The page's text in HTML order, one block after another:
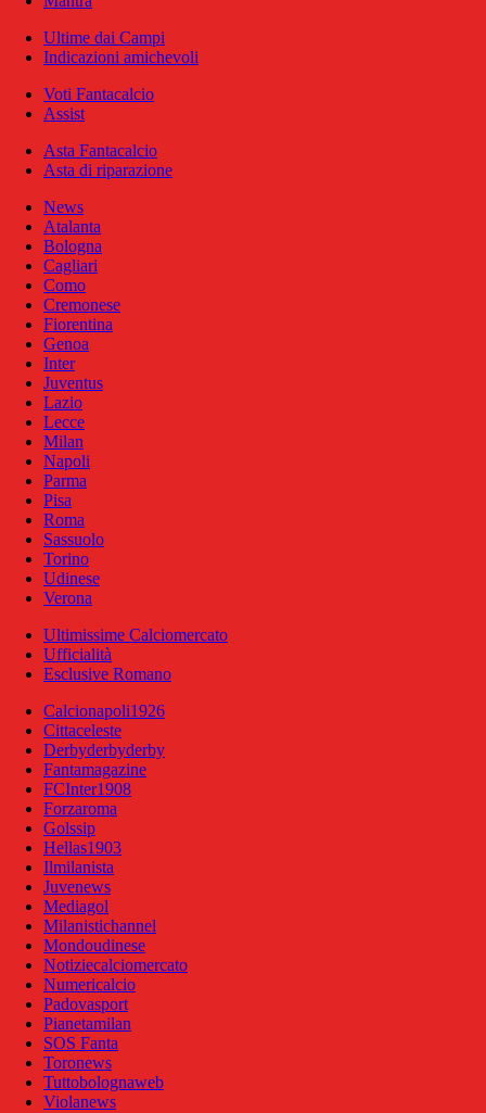
Ultime dai Campi
Indicazioni amichevoli
Voti Fantacalcio
Assist
Asta Fantacalcio
Asta di riparazione
News
Atalanta
Bologna
Cagliari
Como
Cremonese
Fiorentina
Genoa
Inter
Juventus
Lazio
Lecce
Milan
Napoli
Parma
Pisa
Roma
Sassuolo
Torino
Udinese
Verona
Ultimissime Calciomercato
Ufficialità
Esclusive Romano
Calcionapoli1926
Cittaceleste
Derbyderbyderby
Fantamagazine
FCInter1908
Forzaroma
Golssip
Hellas1903
Ilmilanista
Juvenews
Mediagol
Milanistichannel
Mondoudinese
Notiziecalciomercato
Numericalcio
Padovasport
Pianetamilan
SOS Fanta
Toronews
Tuttobolognaweb
Violanews